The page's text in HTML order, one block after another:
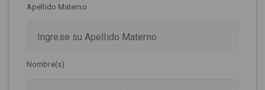
Apellido Materno
Nombre(s)